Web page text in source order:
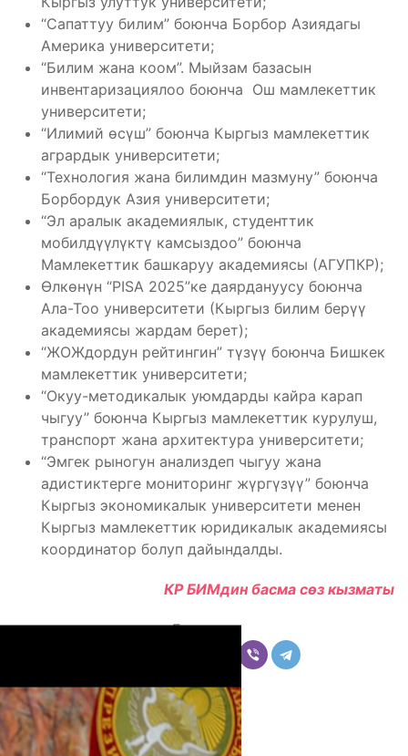
“Сапаттуу билим” боюнча Борбор Азиядагы
Америка университети;
“Билим жана коом”. Мыйзам базасын
инвентаризациялоо боюнча Ош мамлекеттик
университети;
“Илимий өсүш” боюнча Кыргыз мамлекеттик
агрардык университети;
“Технология жана билимдин мазмуну” боюнча
Борбордук Азия университети;
“Эл аралык академиялык, студенттик
мобилдүүлүктү камсыздоо” боюнча
Мамлекеттик башкаруу академиясы (АГУПКР);
Өлкөнүн “PISA 2025”ке даярдануусу боюнча
Ала-Тоо университети (Кыргыз билим берүү
академиясы жардам берет);
“ЖОЖдордун рейтингин” түзүү боюнча Бишкек
мамлекеттик университети;
“Окуу-методикалык уюмдарды кайра карап
чыгуу” боюнча Кыргыз мамлекеттик курулуш,
транспорт жана архитектура университети;
“Эмгек рыногун анализдеп чыгуу жана
адистиктерге мониторинг жүргүзүү” боюнча
Кыргыз экономикалык университети менен
Кыргыз мамлекеттик юридикалык академиясы
координатор болуп дайындалды.
КР БИМдин басма сөз кызматы
Бөлүшүү
Комментарийлер